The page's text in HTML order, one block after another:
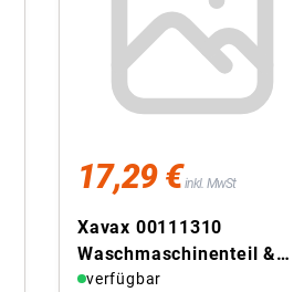
17,29 €inkl. MwSt
Xavax 00111310
Waschmaschinenteil &
Zubehör Füße
verfügbar